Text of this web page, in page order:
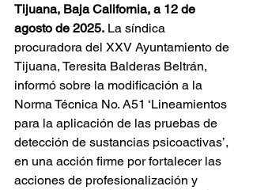
Tijuana, Baja California, a 12 de
agosto de 2025. La síndica
procuradora del XXV Ayuntamiento de
Tijuana, Teresita Balderas Beltrán,
informó sobre la modificación a la
Norma Técnica No. A51 ‘Lineamientos
para la aplicación de las pruebas de
detección de sustancias psicoactivas’,
en una acción firme por fortalecer las
acciones de profesionalización y